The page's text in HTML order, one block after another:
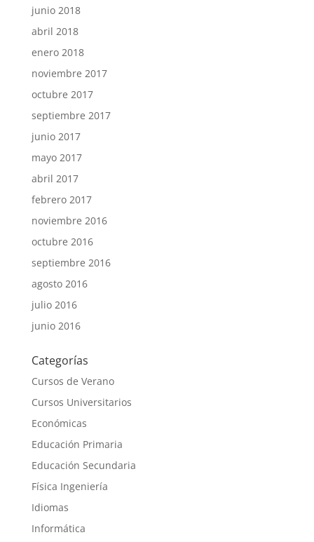
junio 2018
abril 2018
enero 2018
noviembre 2017
octubre 2017
septiembre 2017
junio 2017
mayo 2017
abril 2017
febrero 2017
noviembre 2016
octubre 2016
septiembre 2016
agosto 2016
julio 2016
junio 2016
Categorías
Cursos de Verano
Cursos Universitarios
Económicas
Educación Primaria
Educación Secundaria
Física Ingeniería
Idiomas
Informática